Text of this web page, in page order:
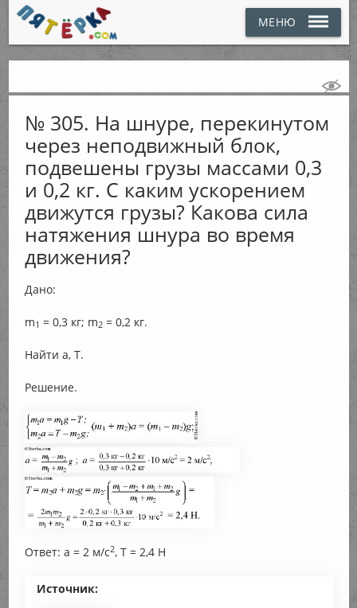
МЕНЮ
№ 305. На шнуре, перекинутом
через неподвижный блок,
подвешены грузы массами 0,3
и 0,2 кг. С каким ускорением
движутся грузы? Какова сила
натяжения шнура во время
движения?
Дано:
m1 = 0,3 кг; m2= 0,2 кг.
Найти а, Т.
Решение.
Ответ: a = 2 м/с2, T = 2,4 Н
Источник: